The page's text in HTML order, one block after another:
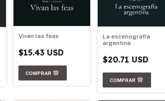
Vivan las feas
$15.43 USD
La escenografía
argentina
$20.71 USD